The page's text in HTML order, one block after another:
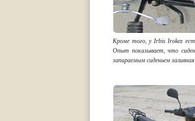
Кроме того, у Irbis Irokez
Опыт показывает, что
запираемым сиденьем